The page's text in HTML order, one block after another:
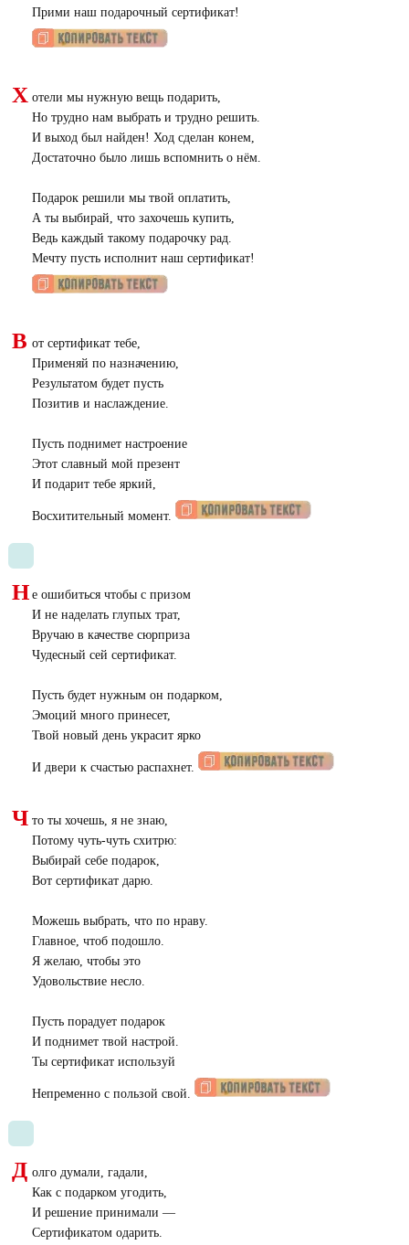
Прими наш подарочный сертификат!
Х отели мы нужную вещь подарить,
Но трудно нам выбрать и трудно решить.
И выход был найден! Ход сделан конем,
Достаточно было лишь вспомнить о нём.
Подарок решили мы твой оплатить,
А ты выбирай, что захочешь купить,
Ведь каждый такому подарочку рад.
Мечту пусть исполнит наш сертификат!
В от сертификат тебе,
Применяй по назначению,
Результатом будет пусть
Позитив и наслаждение.
Пусть поднимет настроение
Этот славный мой презент
И подарит тебе яркий,
Восхитительный момент.
Н е ошибиться чтобы с призом
И не наделать глупых трат,
Вручаю в качестве сюрприза
Чудесный сей сертификат.
Пусть будет нужным он подарком,
Эмоций много принесет,
Твой новый день украсит ярко
И двери к счастью распахнет.
Ч то ты хочешь, я не знаю,
Потому чуть-чуть схитрю:
Выбирай себе подарок,
Вот сертификат дарю.
Можешь выбрать, что по нраву.
Главное, чтоб подошло.
Я желаю, чтобы это
Удовольствие несло.
Пусть порадует подарок
И поднимет твой настрой.
Ты сертификат используй
Непременно с пользой свой.
Д олго думали, гадали,
Как с подарком угодить,
И решение принимали —
Сертификатом одарить.